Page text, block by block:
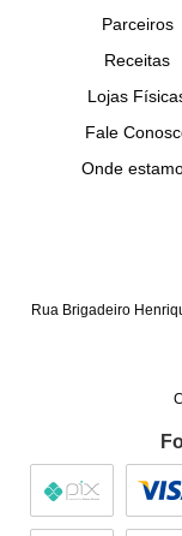
Parceiros
Receitas
Lojas
Fale
Onde
Rua Brigadeiro